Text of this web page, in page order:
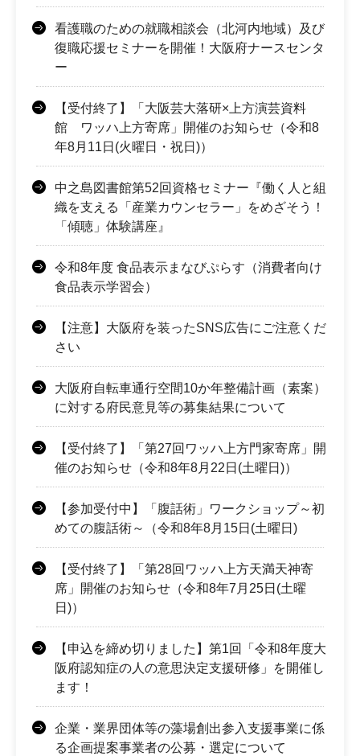
看護職のための就職相談会（北河内地域）及び
復職応援セミナーを開催！大阪府ナースセンタ
ー
【受付終了】「大阪芸大落研×上方演芸資料
館 ワッハ上方寄席」開催のお知らせ（令和8
年8月11日(火曜日・祝日)）
中之島図書館第52回資格セミナー『働く人と組
織を支える「産業カウンセラー」をめざそう！
「傾聴」体験講座』
令和8年度 食品表示まなびぷらす（消費者向け
食品表示学習会）
【注意】大阪府を装ったSNS広告にご注意くだ
さい
大阪府自転車通行空間10か年整備計画（素案）
に対する府民意見等の募集結果について
【受付終了】「第27回ワッハ上方門家寄席」開
催のお知らせ（令和8年8月22日(土曜日)）
【参加受付中】「腹話術」ワークショップ～初
めての腹話術～（令和8年8月15日(土曜日)
【受付終了】「第28回ワッハ上方天満天神寄
席」開催のお知らせ（令和8年7月25日(土曜
日)）
【申込を締め切りました】第1回「令和8年度大
阪府認知症の人の意思決定支援研修」を開催し
ます！
企業・業界団体等の藻場創出参入支援事業に係
る企画提案事業者の公募・選定について